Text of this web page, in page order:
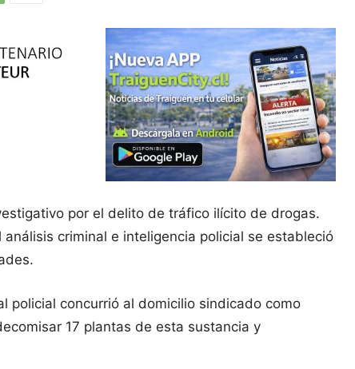
por el delito de tráfico ilícito de drogas.
criminal e inteligencia policial se estableció
policial concurrió al domicilio sindicado como
17 plantas de esta sustancia y